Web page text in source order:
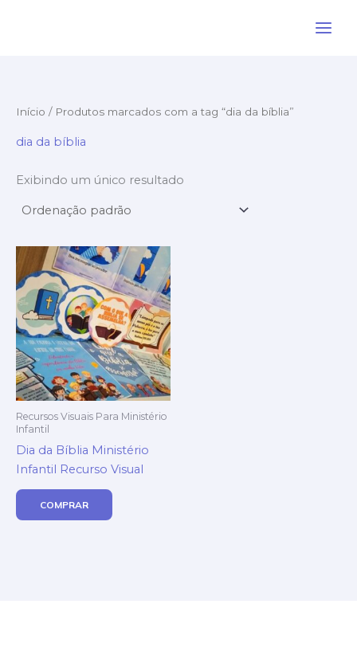
Início / Produtos marcados com a tag “dia da bíblia”
dia da bíblia
Exibindo um único resultado
Recursos Visuais Para Ministério
Infantil
Dia da Bíblia Ministério
Infantil Recurso Visual
COMPRAR